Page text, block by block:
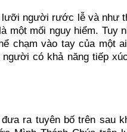
lưỡi người rước lễ và như
một mối nguy hiểm. Tuy
chạm vào tay của một
có khả năng tiếp
ra tuyên bố trên sau